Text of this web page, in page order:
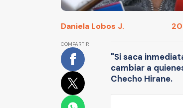
Daniela Lobos J.
COMPARTIR
"Si saca
cambiar a
Checho Hirane.